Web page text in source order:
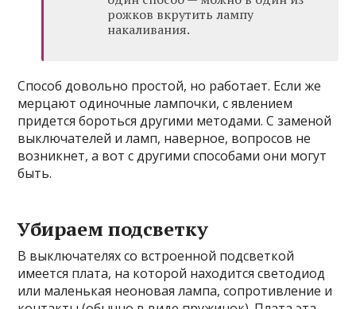
рожков вкрутить лампу
накаливания.
Способ довольно простой, но работает. Если же
мерцают одиночные лампочки, с явлением
придется бороться другими методами. С заменой
выключателей и ламп, наверное, вопросов не
возникнет, а вот с другими способами они могут
быть.
Убираем подсветку
В выключателях со встроенной подсветкой
имеется плата, на которой находится светодиод
или маленькая неоновая лампа, сопротивление и